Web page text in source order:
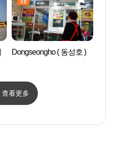
Dongseongho ( 동성호 )
查看更多